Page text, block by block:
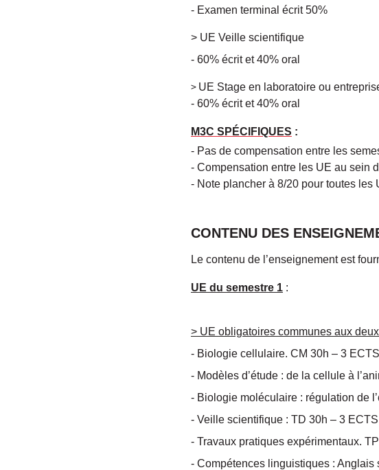
- Examen terminal écrit 50%
> UE Veille scientifique
- 60% écrit et 40% oral
> UE Stage en laboratoire ou
- 60% écrit et 40% oral
M3C SPÉCIFIQUES :
- Pas de compensation entre les
- Compensation entre les UE au sein
- Note plancher à 8/20 pour toutes les
CONTENU DES
Le contenu de l’enseignement est
UE du semestre 1 :
> UE obligatoires communes aux
- Biologie cellulaire. CM 30h – 3 ECTS
- Modèles d’étude : de la cellule à
- Biologie moléculaire : régulation de
- Veille scientifique : TD 30h – 3 ECTS
- Travaux pratiques expérimentaux.
- Compétences linguistiques :